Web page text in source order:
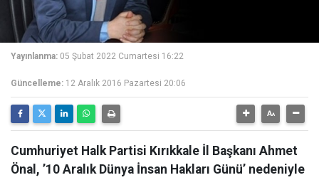
Yayınlanma: 05 Şubat 2022 Cumartesi 16:22
Güncelleme: 12 Aralık 2016 Pazartesi 20:06
Cumhuriyet Halk Partisi Kırıkkale İl Başkanı Ahmet
Önal, ’10 Aralık Dünya İnsan Hakları Günü’ nedeniyle